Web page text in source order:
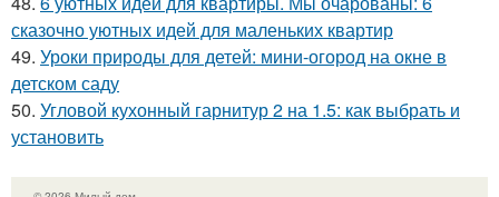
сказочно уютных идей для маленьких квартир
49. Уроки природы для детей: мини-огород на окне в
детском саду
50. Угловой кухонный гарнитур 2 на 1.5: как выбрать и
установить